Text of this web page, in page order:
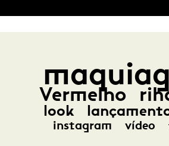
Vermelho
look
instagram vídeo